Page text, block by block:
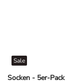
Socken - 5er-Pack
Sale